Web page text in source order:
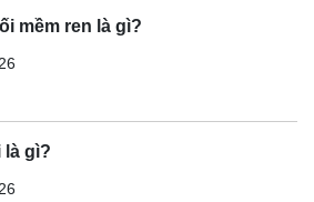
mềm ren là gì?
là gì?